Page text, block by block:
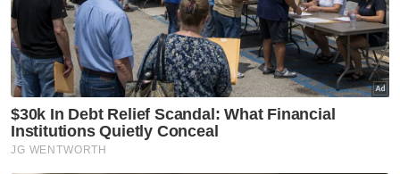
Sukan
Mohamed Salah sertai
Trabzonspor, terima €17 juta
semusim
Sukan
Jasa Darshan diiktiraf